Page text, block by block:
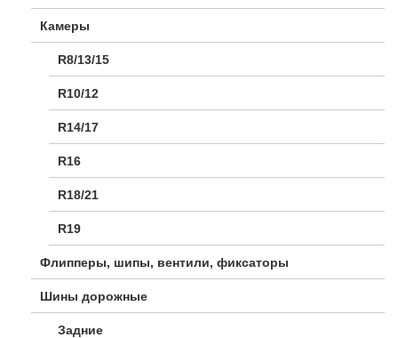
Камеры
R8/13/15
R10/12
R14/17
R16
R18/21
R19
Флипперы, шипы, вентили, фиксаторы
Шины дорожные
Задние